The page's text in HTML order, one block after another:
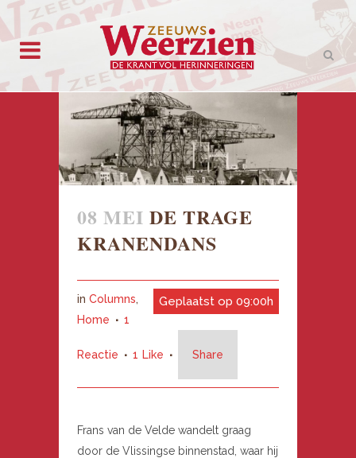
08 MEI DE TRAGE
KRANENDANS
Geplaatst op 09:00h
in Columns,
Home
1
Reactie 1 Like Share
Frans van de Velde wandelt graag
door de Vlissingse binnenstad, waar hij